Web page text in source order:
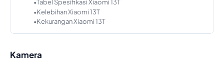
Tabel Spesifikasi Xiaomi 13T
Kelebihan Xiaomi 13T
Kekurangan Xiaomi 13T
Kamera